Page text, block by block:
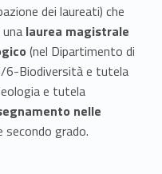
dei laureati) che
laurea magistrale
(nel Dipartimento di
6-Biodiversità e tutela
e tutela
nelle
secondo grado.